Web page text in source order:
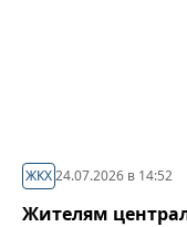
ЖКХ24.07.2026 в 14:52
Жителям